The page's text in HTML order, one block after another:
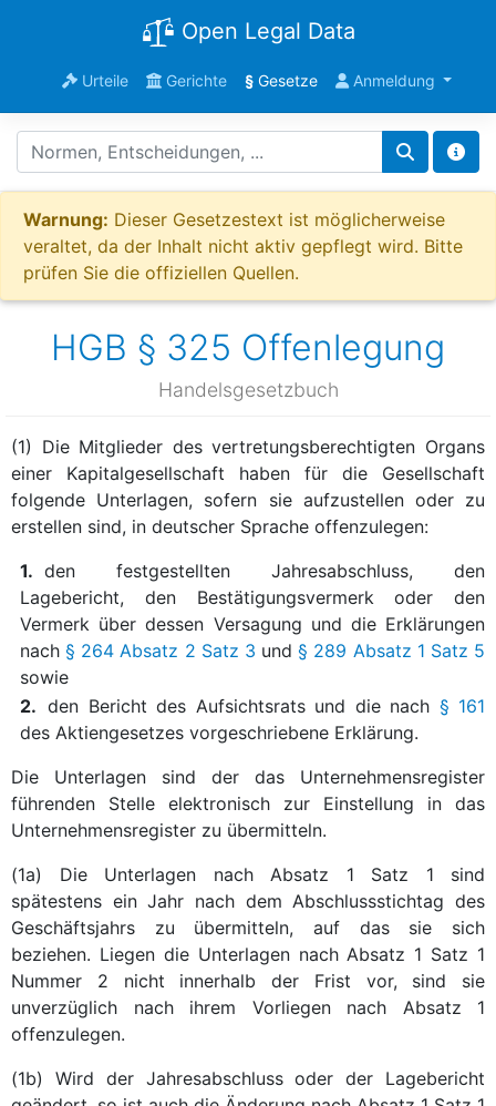
Open Legal Data
Urteile Gerichte §Gesetze Anmeldung
Warnung: Dieser Gesetzestext ist möglicherweise
veraltet, da der Inhalt nicht aktiv gepflegt wird. Bitte
prüfen Sie die offiziellen Quellen.
HGB § 325 Offenlegung
Handelsgesetzbuch
(1) Die Mitglieder des vertretungsberechtigten Organs
einer Kapitalgesellschaft haben für die Gesellschaft
folgende Unterlagen, sofern sie aufzustellen oder zu
erstellen sind, in deutscher Sprache offenzulegen:
1. den festgestellten Jahresabschluss, den
Lagebericht, den Bestätigungsvermerk oder den
Vermerk über dessen Versagung und die Erklärungen
nach§ 264 Absatz 2 Satz 3 und§ 289 Absatz 1 Satz 5
sowie
2. den Bericht des Aufsichtsrats und die nach § 161
des Aktiengesetzes vorgeschriebene Erklärung.
Die Unterlagen sind der das Unternehmensregister
führenden Stelle elektronisch zur Einstellung in das
Unternehmensregister zu übermitteln.
(1a) Die Unterlagen nach Absatz 1 Satz 1 sind
spätestens ein Jahr nach dem Abschlussstichtag des
Geschäftsjahrs zu übermitteln, auf das sie sich
beziehen. Liegen die Unterlagen nach Absatz 1 Satz 1
Nummer 2 nicht innerhalb der Frist vor, sind sie
unverzüglich nach ihrem Vorliegen nach Absatz 1
offenzulegen.
(1b) Wird der Jahresabschluss oder der Lagebericht